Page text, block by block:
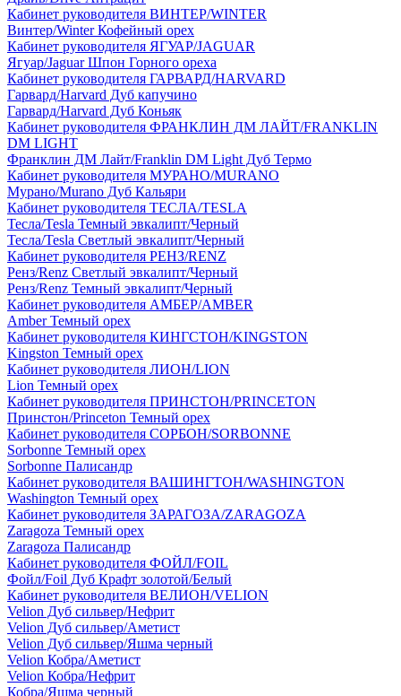
Кабинет руководителя ВИНТЕР/WINTER
Винтер/Winter Кофейный орех
Кабинет руководителя ЯГУАР/JAGUAR
Ягуар/Jaguar Шпон Горного ореха
Кабинет руководителя ГАРВАРД/HARVARD
Гарвард/Harvard Дуб капучино
Гарвард/Harvard Дуб Коньяк
Кабинет руководителя ФРАНКЛИН ДМ ЛАЙТ/FRANKLIN
DM LIGHT
Франклин ДМ Лайт/Franklin DM Light Дуб Термо
Кабинет руководителя МУРАНО/MURANO
Мурано/Murano Дуб Кальяри
Кабинет руководителя ТЕСЛА/TESLA
Тесла/Tesla Темный эвкалипт/Черный
Тесла/Tesla Светлый эвкалипт/Черный
Кабинет руководителя РЕНЗ/RENZ
Ренз/Renz Светлый эвкалипт/Черный
Ренз/Renz Темный эвкалипт/Черный
Кабинет руководителя АМБЕР/AMBER
Amber Темный орех
Кабинет руководителя КИНГСТОН/KINGSTON
Kingston Темный орех
Кабинет руководителя ЛИОН/LION
Lion Темный орех
Кабинет руководителя ПРИНСТОН/PRINCETON
Принстон/Princeton Темный орех
Кабинет руководителя СОРБОН/SORBONNE
Sorbonne Темный орех
Sorbonne Палисандр
Кабинет руководителя ВАШИНГТОН/WASHINGTON
Washington Темный орех
Кабинет руководителя ЗАРАГОЗА/ZARAGOZA
Zaragoza Темный орех
Zaragoza Палисандр
Кабинет руководителя ФОЙЛ/FOIL
Фойл/Foil Дуб Крафт золотой/Белый
Кабинет руководителя ВЕЛИОН/VELION
Velion Дуб сильвер/Нефрит
Velion Дуб сильвер/Аметист
Velion Дуб сильвер/Яшма черный
Velion Кобра/Аметист
Velion Кобра/Нефрит
Кобра/Яшма черный